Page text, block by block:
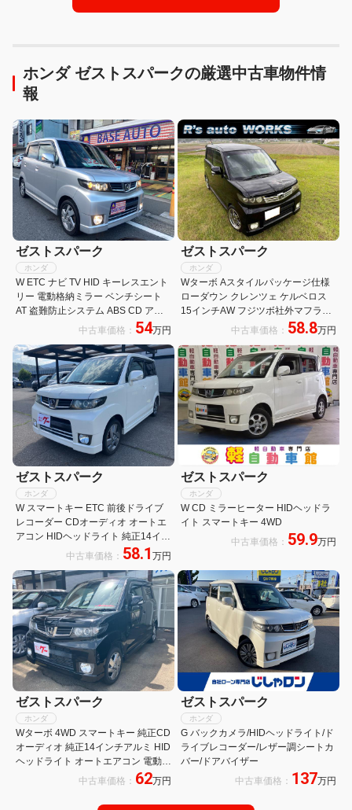
ホンダ ゼストスパークの厳選中古車物件情
報
ゼストスパーク
ホンダ
W ETC ナビ TV HID キーレスエント
リー 電動格納ミラー ベンチシート
AT 盗難防止システム ABS CD アル
ミホイール 衝突安全ボディ エアコン
ウ
中古車価格： 54万円
ゼストスパーク
ホンダ
Wターボ Aスタイルパッケージ仕様
ローダウン クレンツェ ケルベロス
15インチAW フジツボ社外マフラー
社外シートカバー 浜崎 ワンオーナー
リアフィルム
中古車価格： 58.8万円
ゼストスパーク
ホンダ
W スマートキー ETC 前後ドライブ
レコーダー CDオーディオ オートエ
アコン HIDヘッドライト 純正14イン
チアルミ 電動格納ミラー
中古車価格： 58.1 万円
ゼストスパーク
ホンダ
W CD ミラーヒーター HIDヘッドラ
イト スマートキー 4WD
中古車価格： 59.9万円
ゼストスパーク
ホンダ
Wターボ 4WD スマートキー 純正CD
オーディオ 純正14インチアルミ HID
ヘッドライト オートエアコン 電動格
中古車価格： 62万円
ゼストスパーク
ホンダ
G バックカメラ/HIDヘッドライト/ド
ライブレコーダー/レザー調シートカ
バー/ドアバイザー
中古車価格： 137万円